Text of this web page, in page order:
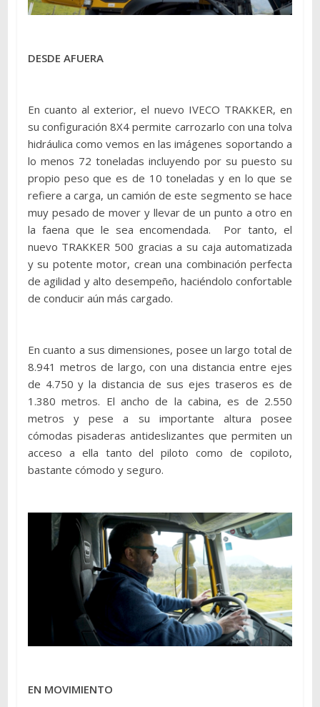
DESDE AFUERA
En cuanto al exterior, el nuevo IVECO TRAKKER, en
su configuración 8X4 permite carrozarlo con una tolva
hidráulica como vemos en las imágenes soportando a
lo menos 72 toneladas incluyendo por su puesto su
propio peso que es de 10 toneladas y en lo que se
refiere a carga, un camión de este segmento se hace
muy pesado de mover y llevar de un punto a otro en
la faena que le sea encomendada. Por tanto, el
nuevo TRAKKER 500 gracias a su caja automatizada
y su potente motor, crean una combinación perfecta
de agilidad y alto desempeño, haciéndolo confortable
de conducir aún más cargado.
En cuanto a sus dimensiones, posee un largo total de
8.941 metros de largo, con una distancia entre ejes
de 4.750 y la distancia de sus ejes traseros es de
1.380 metros. El ancho de la cabina, es de 2.550
metros y pese a su importante altura posee
cómodas pisaderas antideslizantes que permiten un
acceso a ella tanto del piloto como de copiloto,
bastante cómodo y seguro.
EN MOVIMIENTO